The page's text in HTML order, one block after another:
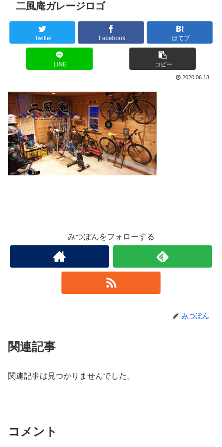
二風庵ガレージロゴ
Twitter Facebook はてブ
LINE コピー
2020.06.13
みつぼんをフォローする
みつぼん
関連記事
関連記事は見つかりませんでした。
コメント